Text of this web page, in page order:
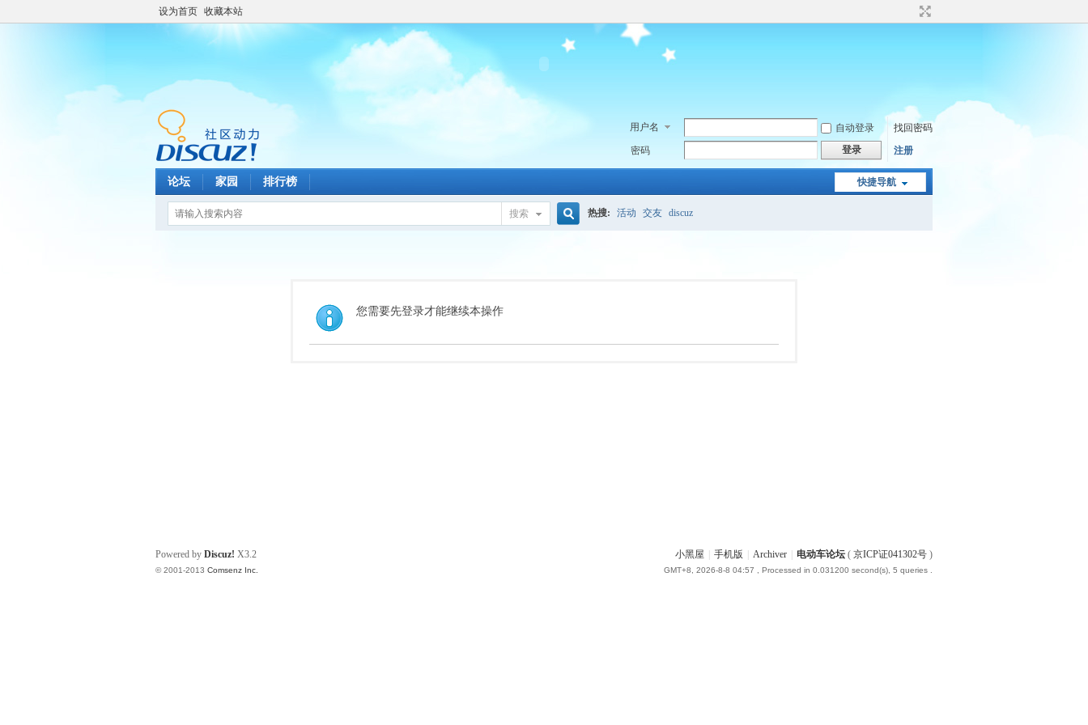
设为首页 收藏本站
用户名 自动登录
找回密码
密码
登录 注册
快捷导航
论坛 家园 排行榜
搜索 热搜: 活动 交友 discuz
您需要先登录才能继续本操作
小黑屋 手机版 Archiver 电动车论坛 ( 京ICP证041302号 )
GMT+8, 2026-8-8 04:57 , Processed in 0.031200 second(s), 5 queries .
Powered by Discuz! X3.2
© 2001-2013 Comsenz Inc.